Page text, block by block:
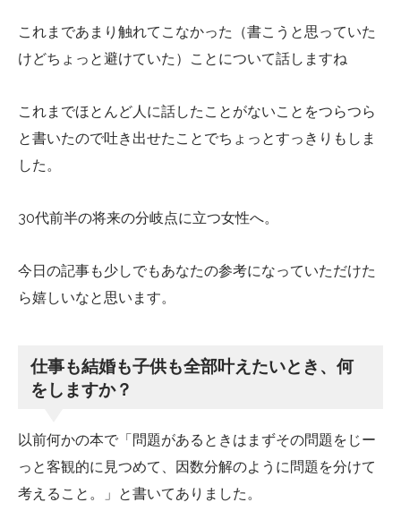
これまであまり触れてこなかった（書こうと思っていた
けどちょっと避けていた）ことについて話しますね
これまでほとんど人に話したことがないことをつらつら
と書いたので吐き出せたことでちょっとすっきりもしま
した。
30代前半の将来の分岐点に立つ女性へ。
今日の記事も少しでもあなたの参考になっていただけた
ら嬉しいなと思います。
仕事も結婚も子供も全部叶えたいとき、何
をしますか？
以前何かの本で「問題があるときはまずその問題をじー
っと客観的に見つめて、因数分解のように問題を分けて
考えること。」と書いてありました。